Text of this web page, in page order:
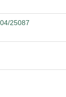
25087